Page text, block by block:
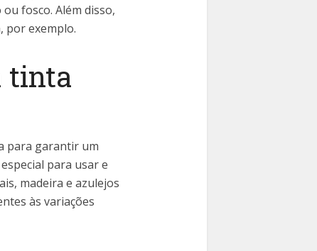
fosco. Além disso,
por exemplo.
tinta
para garantir um
para usar e
madeira e azulejos
às variações